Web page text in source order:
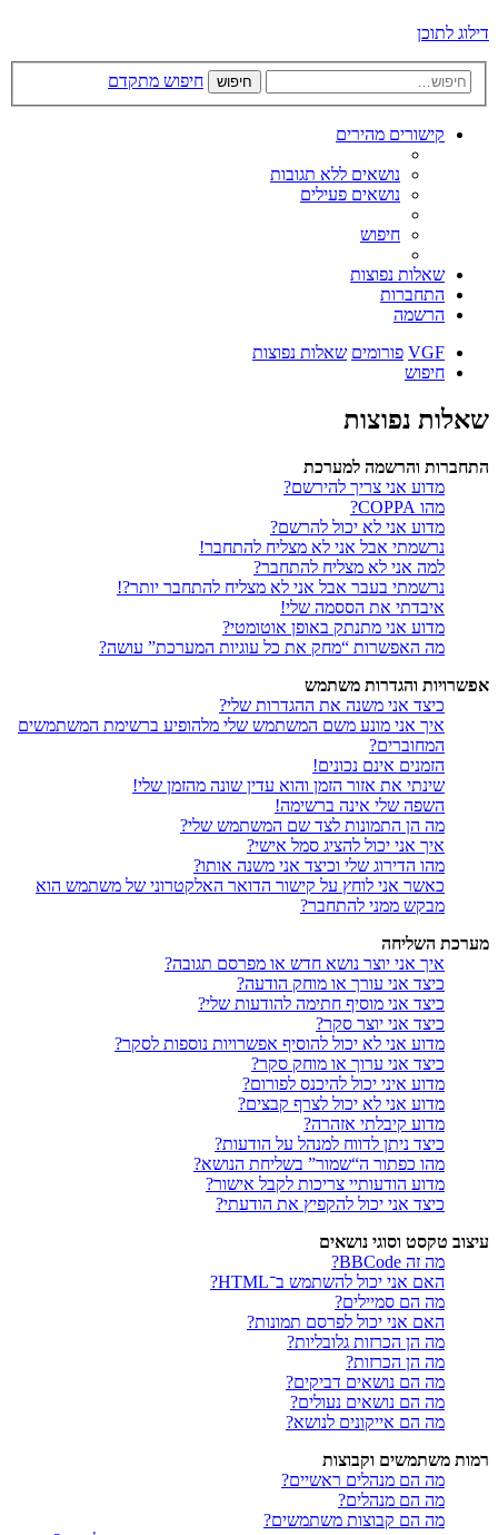
דילוג לתוכן
חיפוש חיפוש מתקדם
קישורים מהירים
נושאים ללא תגובות
נושאים פעילים
חיפוש
שאלות נפוצות
התחברות
הרשמה
VGF פורומים שאלות נפוצות
חיפוש
שאלות נפוצות
התחברות והרשמה למערכת
מדוע אני צריך להירשם?
מהו COPPA?
מדוע אני לא יכול להרשם?
נרשמתי אבל אני לא מצליח להתחבר!
למה אני לא מצליח להתחבר?
נרשמתי בעבר אבל אני לא מצליח להתחבר יותר?!
איבדתי את הססמה שלי!
מדוע אני מתנתק באופן אוטומטי?
מה האפשרות “מחק את כל עוגיות המערכת” עושה?
אפשרויות והגדרות משתמש
כיצד אני משנה את ההגדרות שלי?
איך אני מונע משם המשתמש שלי מלהופיע ברשימת המשתמשים
המחוברים?
הזמנים אינם נכונים!
שינתי את אזור הזמן והוא עדין שונה מהזמן שלי!
השפה שלי אינה ברשימה!
מה הן התמונות לצד שם המשתמש שלי?
איך אני יכול להציג סמל אישי?
מהו הדירוג שלי וכיצד אני משנה אותו?
כאשר אני לוחץ על קישור הדואר האלקטרוני של משתמש הוא
מבקש ממני להתחבר?
מערכת השליחה
איך אני יוצר נושא חדש או מפרסם תגובה?
כיצד אני עורך או מוחק הודעה?
כיצד אני מוסיף חתימה להודעות שלי?
כיצד אני יוצר סקר?
מדוע אני לא יכול להוסיף אפשרויות נוספות לסקר?
כיצד אני ערוך או מוחק סקר?
מדוע איני יכול להיכנס לפורום?
מדוע אני לא יכול לצרף קבצים?
מדוע קיבלתי אזהרה?
כיצד ניתן לדווח למנהל על הודעות?
מהו כפתור ה“שמור” בשליחת הנושא?
מדוע הודעותיי צריכות לקבל אישור?
כיצד אני יכול להקפיץ את הודעתי?
עיצוב טקסט וסוגי נושאים
מה זה BBCode?
האם אני יכול להשתמש ב־HTML?
מה הם סמיילים?
האם אני יכול לפרסם תמונות?
מה הן הכרזות גלובליות?
מה הן הכרזות?
מה הם נושאים דביקים?
מה הם נושאים נעולים?
מה הם אייקונים לנושא?
רמות משתמשים וקבוצות
מה הם מנהלים ראשיים?
מה הם מנהלים?
מה הם קבוצות משתמשים?